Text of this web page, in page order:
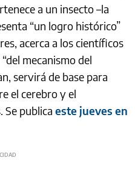
a un insecto –la
“un logro histórico”
acerca a los científicos
mecanismo del
servirá de base para
el cerebro y el
Se publica este jueves en